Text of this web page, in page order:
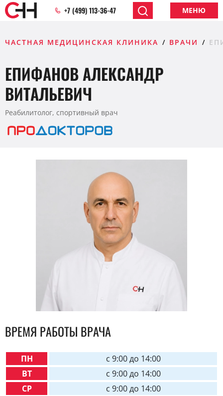
+7 (499) 113-36-47 МЕНЮ
ЧАСТНАЯ МЕДИЦИНСКАЯ КЛИНИКА ВРАЧИ
ЕПИФАНОВ АЛЕКСАНДР
ВИТАЛЬЕВИЧ
Реабилитолог, спортивный врач
ВРЕМЯ РАБОТЫ ВРАЧА
ПН
ВТ
СР
c 9:00 до 14:00
c 9:00 до 14:00
c 9:00 до 14:00